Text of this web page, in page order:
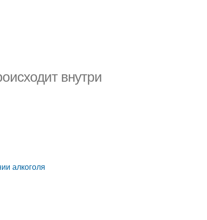
внутри
алкоголя